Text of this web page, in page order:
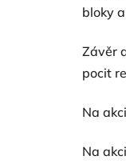
bloky
Závěr
pocit
Na
Na